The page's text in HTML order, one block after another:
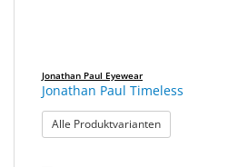
Jonathan Paul Eyewear
Jonathan Paul Timeless
Alle Produktvarianten: Jonathan Paul